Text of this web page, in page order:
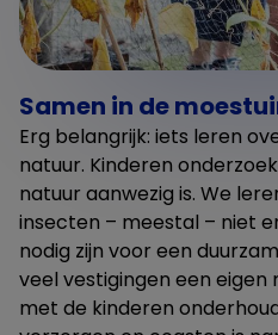
Samen in de
Erg belangrijk: iets leren
natuur. Kinderen
natuur aanwezig is. We
insecten – meestal – niet
nodig zijn voor een
veel vestigingen een eigen
met de kinderen